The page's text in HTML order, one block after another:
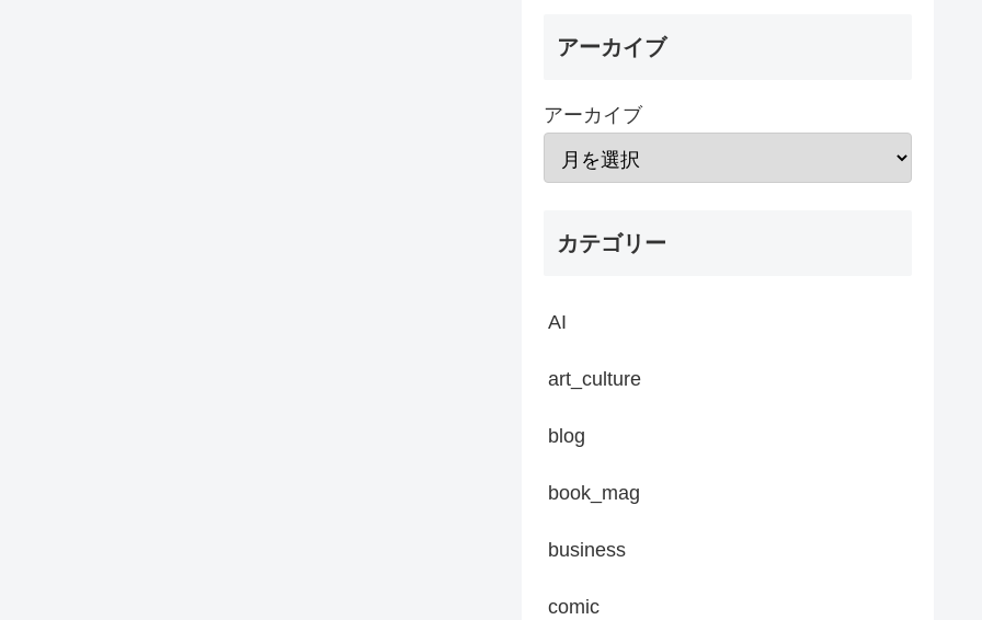
アーカイブ
アーカイブ
カテゴリー
AI
art_culture
blog
book_mag
business
comic